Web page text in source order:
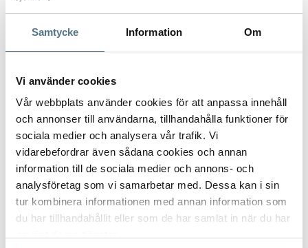
Samtycke Information Om
Vi använder cookies
Vår webbplats använder cookies för att anpassa innehåll
och annonser till användarna, tillhandahålla funktioner för
sociala medier och analysera vår trafik. Vi
vidarebefordrar även sådana cookies och annan
information till de sociala medier och annons- och
analysföretag som vi samarbetar med. Dessa kan i sin
tur kombinera informationen med annan information som
du har tillhandahållit eller som de har samlat in när du har
ALICANTE C, ALICANTE
Estela